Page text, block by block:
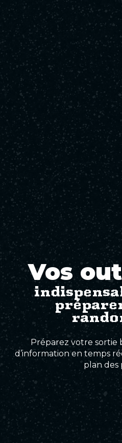
Vos
Préparez votre sortie
d’information en temps
plan des